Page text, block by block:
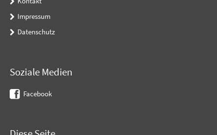
Impressum
Datenschutz
Soziale Medien
Facebook